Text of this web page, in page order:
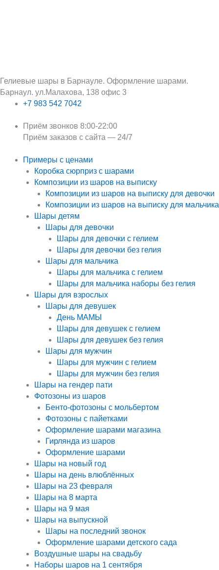
Гелиевые шары в Барнауле. Оформление шарами.
Барнаул. ул.Малахова, 138 офис 3
+7 983 542 7042
Приём звонков 8:00-22:00
Приём заказов с сайта — 24/7
Примеры с ценами
Коробка сюрприз с шарами
Композиции из шаров на выписку
Композиции из шаров на выписку для девочки
Композиции из шаров на выписку для мальчика
Шары детям
Шары для девочки
Шары для девочки с гелием
Шары для девочки без гелия
Шары для мальчика
Шары для мальчика с гелием
Шары для мальчика наборы без гелия
Шары для взрослых
Шары для девушек
День МАМЫ
Шары для девушек с гелием
Шары для девушек без гелия
Шары для мужчин
Шары для мужчин с гелием
Шары для мужчин без гелия
Шары на гендер пати
Фотозоны из шаров
Бенто-фотозоны с мольбертом
Фотозоны с пайетками
Оформление шарами магазина
Гирлянда из шаров
Оформление шарами
Шары на новый год
Шары на день влюблённых
Шары на 23 февраля
Шары на 8 марта
Шары на 9 мая
Шары на выпускной
Шары на последний звонок
Оформление шарами детского сада
Воздушные шары на свадьбу
Наборы шаров на 1 сентября